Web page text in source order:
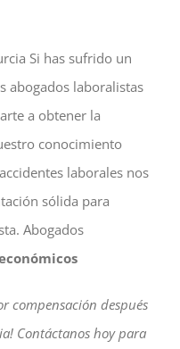
Si has sufrido un
abogados laboralistas
a obtener la
conocimiento
laborales nos
sólida para
Abogados
compensación después
Contáctanos hoy para